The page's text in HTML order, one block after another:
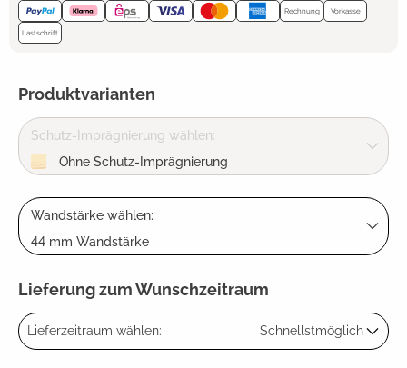
Rechnung Vorkasse
Lastschrift
Produktvarianten
Schutz-Imprägnierung wählen:
Ohne Schutz-Imprägnierung
Wandstärke wählen:
44 mm Wandstärke
Lieferung zum Wunschzeitraum
Lieferzeitraum wählen: Schnellstmöglich